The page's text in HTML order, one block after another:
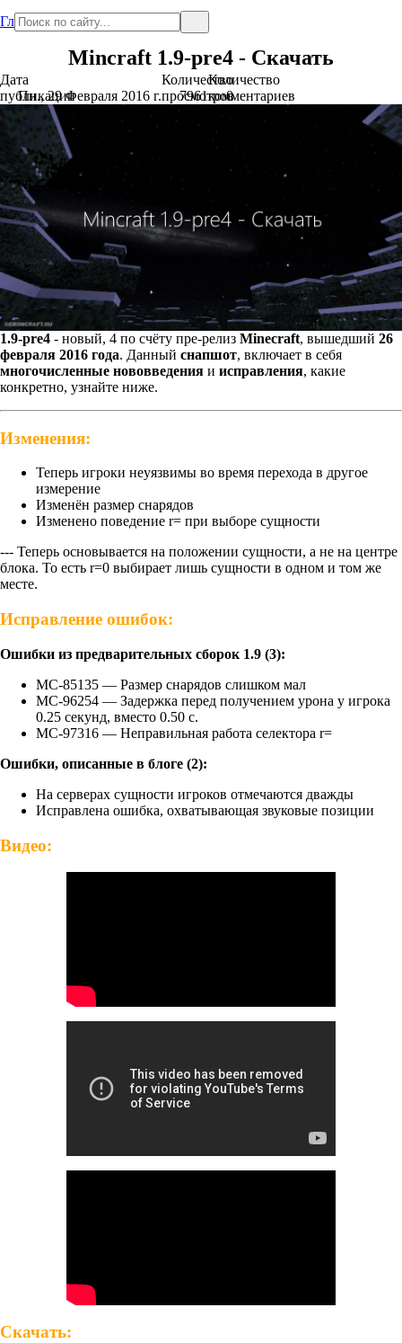
Главная
Mincraft 1.9-pre4 - Скачать
Дата
публикации
Пн., 29 Февраля 2016 г.
Количество
просмотров
7961
Количество
комментариев
0
1.9-pre4 - новый, 4 по счёту пре-релиз Minecraft, вышедший 26
февраля 2016 года. Данный снапшот, включает в себя
многочисленные нововведения и исправления, какие
конкретно, узнайте ниже.
Изменения:
Теперь игроки неуязвимы во время перехода в другое
измерение
Изменён размер снарядов
Изменено поведение r= при выборе сущности
--- Теперь основывается на положении сущности, а не на центре
блока. То есть r=0 выбирает лишь сущности в одном и том же
месте.
Исправление ошибок:
Ошибки из предварительных сборок 1.9 (3):
MC-85135 — Размер снарядов слишком мал
MC-96254 — Задержка перед получением урона у игрока
0.25 секунд, вместо 0.50 с.
MC-97316 — Неправильная работа селектора r=
Ошибки, описанные в блоге (2):
На серверах сущности игроков отмечаются дважды
Исправлена ошибка, охватывающая звуковые позиции
Видео:
Скачать: